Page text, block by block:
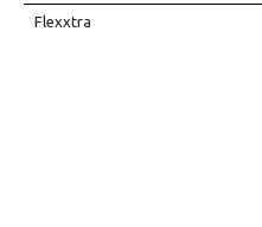
Flexxtra